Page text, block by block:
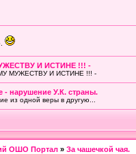
И ИСТИНЕ !!! -
МУЖЕСТВУ И ИСТИНЕ !!! -
- нарушение У.К. страны.
из одной веры в другую...
ОШО Портал » За чашечкой чая.